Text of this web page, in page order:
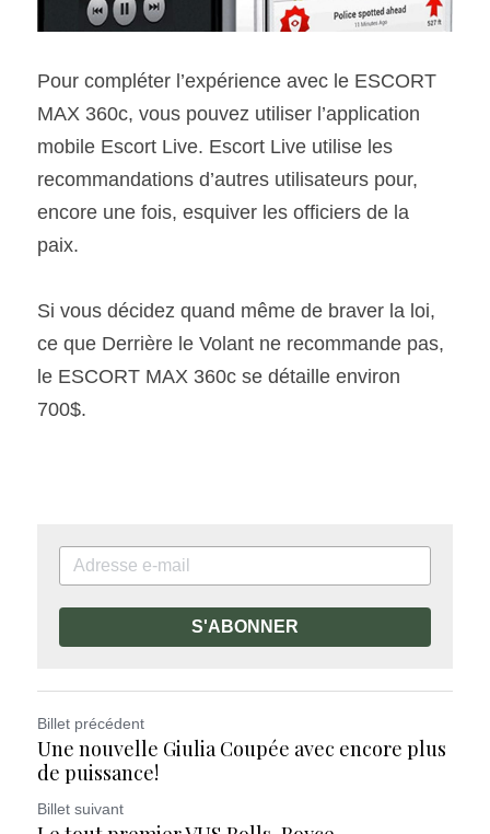
Pour compléter l’expérience avec le ESCORT
MAX 360c, vous pouvez utiliser l’application
mobile Escort Live. Escort Live utilise les
recommandations d’autres utilisateurs pour,
encore une fois, esquiver les officiers de la
paix.
Si vous décidez quand même de braver la loi,
ce que Derrière le Volant ne recommande pas,
le ESCORT MAX 360c se détaille environ
700$.
S'ABONNER
Billet précédent
Une nouvelle Giulia Coupée avec encore plus
de puissance!
Billet suivant